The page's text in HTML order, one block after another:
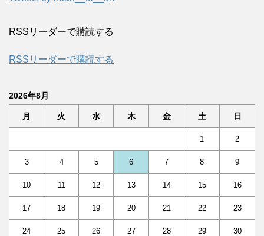
RSSリーダーで購読する
RSSリーダーで購読する
2026年8月
月 火 水 木 金 土 日
1 2
3 4 5 6 7 8 9
10 11 12 13 14 15 16
17 18 19 20 21 22 23
24 25 26 27 28 29 30